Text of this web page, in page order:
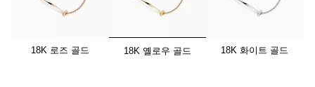
18K 로즈 골드 선택됨
18K 옐로우 골드 18K 화이트 골드